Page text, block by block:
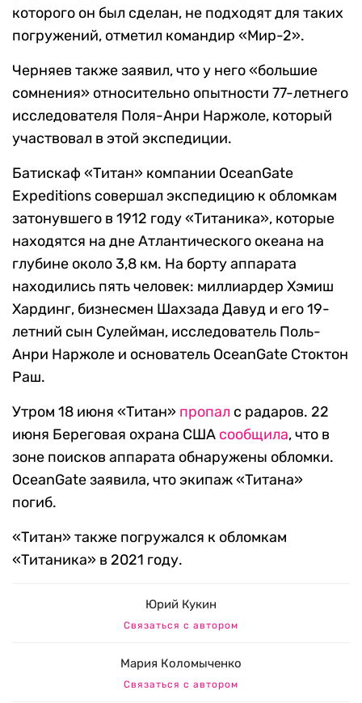
которого он был сделан, не подходят для таких
погружений, отметил командир «Мир-2».
Черняев также заявил, что у него «большие
сомнения» относительно опытности 77-летнего
исследователя Поля-Анри Наржоле, который
участвовал в этой экспедиции.
Батискаф «Титан» компании OceanGate
Expeditions совершал экспедицию к обломкам
затонувшего в 1912 году «Титаника», которые
находятся на дне Атлантического океана на
глубине около 3,8 км. На борту аппарата
находились пять человек: миллиардер Хэмиш
Хардинг, бизнесмен Шахзада Давуд и его 19-
летний сын Сулейман, исследователь Поль-
Анри Наржоле и основатель OceanGate Стоктон
Раш.
Утром 18 июня «Титан» пропал с радаров. 22
июня Береговая охрана США сообщила, что в
зоне поисков аппарата обнаружены обломки.
OceanGate заявила, что экипаж «Титана»
погиб.
«Титан» также погружался к обломкам
«Титаника» в 2021 году.
Юрий Кукин
Связаться с автором
Мария Коломыченко
Связаться с автором